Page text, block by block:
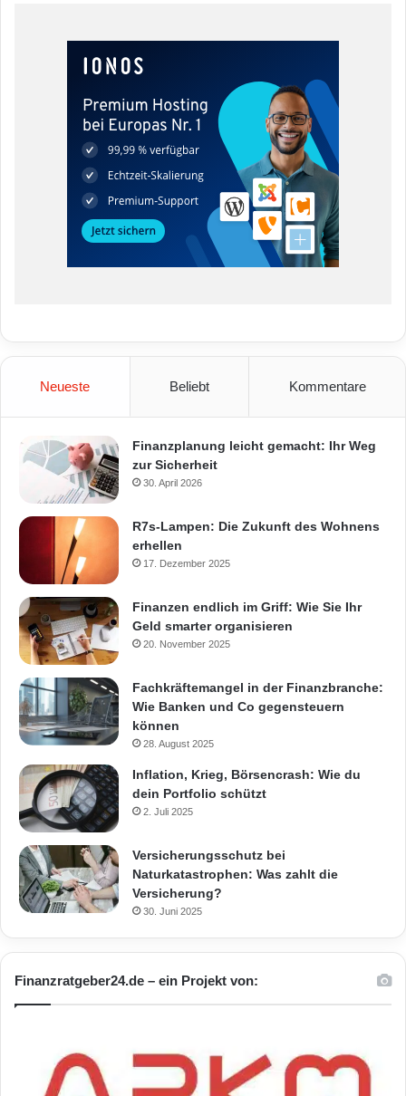
Neueste Beliebt Kommentare
Finanzplanung leicht gemacht: Ihr Weg
zur Sicherheit
30. April 2026
R7s-Lampen: Die Zukunft des Wohnens
erhellen
17. Dezember 2025
Finanzen endlich im Griff: Wie Sie Ihr
Geld smarter organisieren
20. November 2025
Fachkräftemangel in der Finanzbranche:
Wie Banken und Co gegensteuern
können
28. August 2025
Inflation, Krieg, Börsencrash: Wie du
dein Portfolio schützt
2. Juli 2025
Versicherungsschutz bei
Naturkatastrophen: Was zahlt die
Versicherung?
30. Juni 2025
Finanzratgeber24.de – ein Projekt von: